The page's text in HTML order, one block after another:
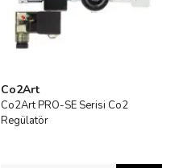
Co2Art
Co2Art PRO-SE Serisi Co2
Regülatör